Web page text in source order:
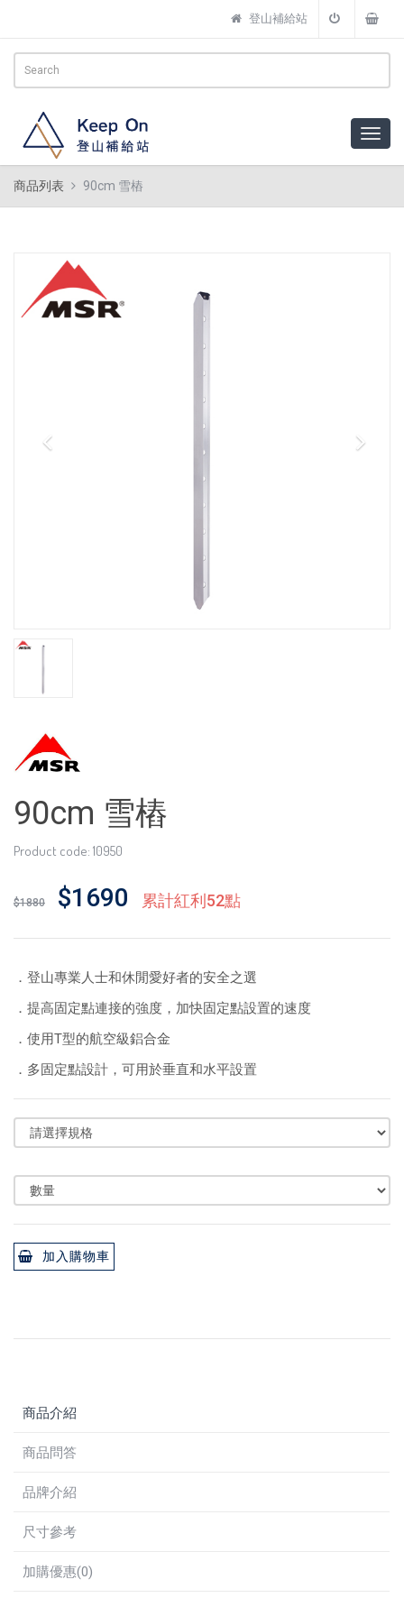
登山補給站
商品列表 90cm 雪樁
90cm 雪樁
Product code: 10950
$1880 $1690 累計紅利52點
．登山專業人士和休閒愛好者的安全之選
．提高固定點連接的強度，加快固定點設置的速度
．使用T型的航空級鋁合金
．多固定點設計，可用於垂直和水平設置
加入購物車
商品介紹
商品問答
品牌介紹
尺寸參考
加購優惠(0)